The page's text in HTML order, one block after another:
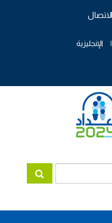
الاتصال
الإنجليزية